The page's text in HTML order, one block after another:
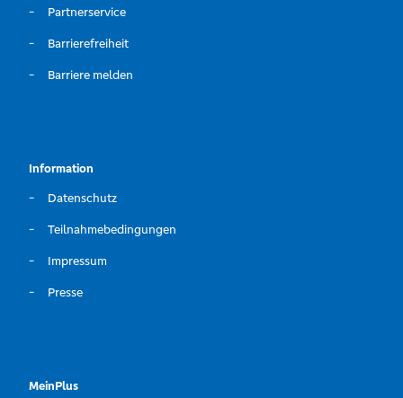
Partnerservice
Barrierefreiheit
Barriere melden
Information
Datenschutz
Teilnahmebedingungen
Impressum
Presse
MeinPlus